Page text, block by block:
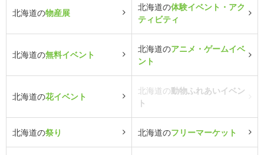
北海道の物産展
北海道の体験イベント・アク
ティビティ
北海道の無料イベント
北海道のアニメ・ゲームイベ
ント
北海道の花イベント
北海道の動物ふれあいイベン
ト
北海道の祭り 北海道のフリーマーケット